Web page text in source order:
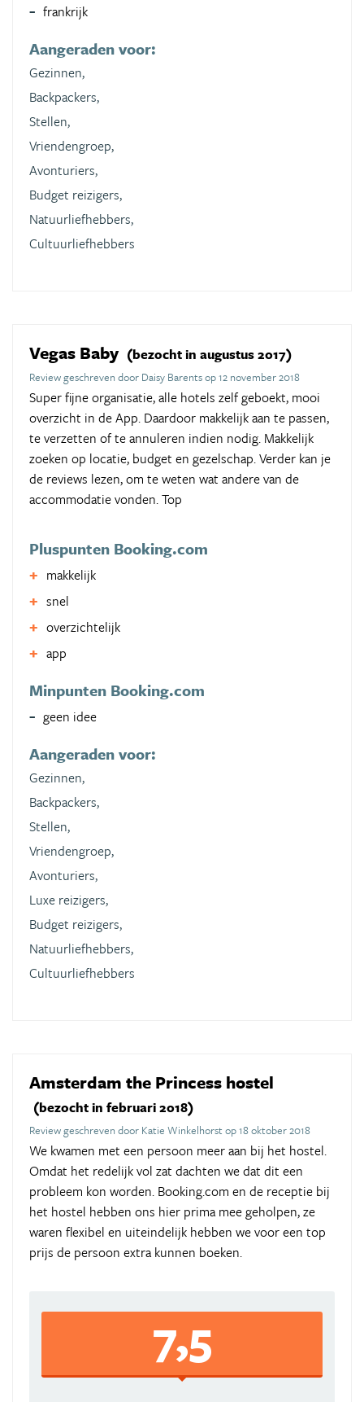
frankrijk
Aangeraden voor:
Gezinnen,
Backpackers,
Stellen,
Vriendengroep,
Avonturiers,
Budget reizigers,
Natuurliefhebbers,
Cultuurliefhebbers
Vegas Baby (bezocht in augustus 2017)
Review geschreven door Daisy Barents op 12 november 2018
Super fijne organisatie, alle hotels zelf geboekt, mooi
overzicht in de App. Daardoor makkelijk aan te passen,
te verzetten of te annuleren indien nodig. Makkelijk
zoeken op locatie, budget en gezelschap. Verder kan je
de reviews lezen, om te weten wat andere van de
accommodatie vonden. Top
Pluspunten Booking.com
makkelijk
snel
overzichtelijk
app
Minpunten Booking.com
geen idee
Aangeraden voor:
Gezinnen,
Backpackers,
Stellen,
Vriendengroep,
Avonturiers,
Luxe reizigers,
Budget reizigers,
Natuurliefhebbers,
Cultuurliefhebbers
Amsterdam the Princess hostel
(bezocht in februari 2018)
Review geschreven door Katie Winkelhorst op 18 oktober 2018
We kwamen met een persoon meer aan bij het hostel.
Omdat het redelijk vol zat dachten we dat dit een
probleem kon worden. Booking.com en de receptie bij
het hostel hebben ons hier prima mee geholpen, ze
waren flexibel en uiteindelijk hebben we voor een top
prijs de persoon extra kunnen boeken.
7,5